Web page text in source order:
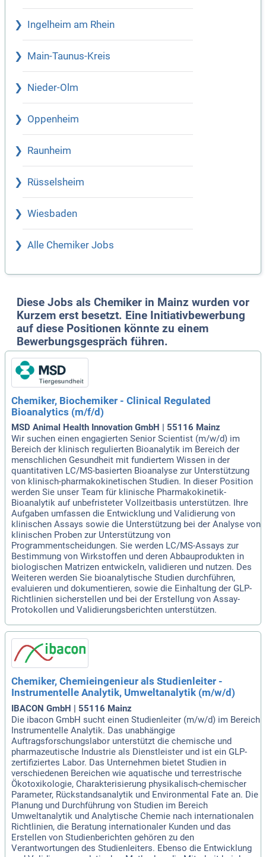
Ingelheim am Rhein
Main-Taunus-Kreis
Nieder-Olm
Oppenheim
Raunheim
Rüsselsheim
Wiesbaden
Alle Chemiker Jobs
Diese Jobs als Chemiker in Mainz wurden vor
Kurzem erst besetzt. Eine Initiativbewerbung
auf diese Positionen könnte zu einem
Bewerbungsgespräch führen.
Chemiker, Biochemiker - Clinical Regulated
Bioanalytics (m/f/d)
MSD Animal Health Innovation GmbH | 55116 Mainz
Wir suchen einen engagierten Senior Scientist (m/w/d) im
Bereich der klinisch regulierten Bioanalytik im Bereich der
menschlichen Gesundheit mit fundiertem Wissen in der
quantitativen LC/MS-basierten Bioanalyse zur Unterstützung
von klinisch-pharmakokinetischen Studien. In dieser Position
werden Sie unser Team für klinische Pharmakokinetik-
Bioanalytik auf unbefristeter Vollzeitbasis unterstützen. Ihre
Aufgaben umfassen die Entwicklung und Validierung von
klinischen Assays sowie die Unterstützung bei der Analyse von
klinischen Proben zur Unterstützung von
Programmentscheidungen. Sie werden LC/MS-Assays zur
Bestimmung von Wirkstoffen und deren Abbauprodukten in
biologischen Matrizen entwickeln, validieren und nutzen. Des
Weiteren werden Sie bioanalytische Studien durchführen,
evaluieren und dokumentieren, sowie die Einhaltung der GLP-
Richtlinien sicherstellen und bei der Erstellung von Assay-
Protokollen und Validierungsberichten unterstützen.
Chemiker, Chemieingenieur als Studienleiter -
Instrumentelle Analytik, Umweltanalytik (m/w/d)
IBACON GmbH | 55116 Mainz
Die ibacon GmbH sucht einen Studienleiter (m/w/d) im Bereich
Instrumentelle Analytik. Das unabhängige
Auftragsforschungslabor unterstützt die chemische und
pharmazeutische Industrie als Dienstleister und ist ein GLP-
zertifiziertes Labor. Das Unternehmen bietet Studien in
verschiedenen Bereichen wie aquatische und terrestrische
Ökotoxikologie, Charakterisierung physikalisch-chemischer
Parameter, Rückstandsanalytik und Environmental Fate an. Die
Planung und Durchführung von Studien im Bereich
Umweltanalytik und Analytische Chemie nach internationalen
Richtlinien, die Beratung internationaler Kunden und das
Erstellen von Studienberichten gehören zu den
Verantwortungen des Studienleiters. Ebenso die Entwicklung